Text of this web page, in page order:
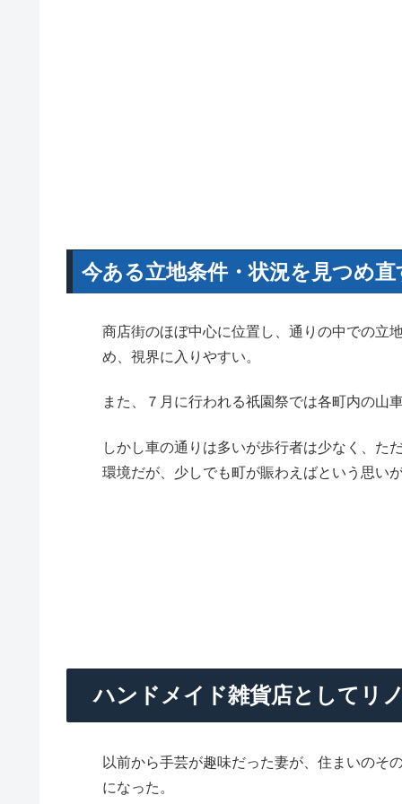
今ある立地条件・状況を見つめ直
商店街のほぼ中心に位置し、通りの中での立
め、視界に入りやすい。
また、７月に行われる祇園祭では各町内の山
しかし車の通りは多いが歩行者は少なく、た
環境だが、少しでも町が賑わえばという思い
ハンドメイド雑貨店としてリ
以前から手芸が趣味だった妻が、住まいのそ
になった。